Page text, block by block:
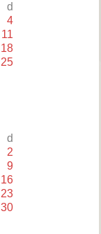
d
4
11
18
25
d
2
9
16
23
30